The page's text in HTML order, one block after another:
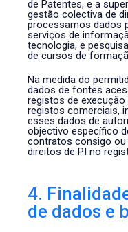
de Patentes, e a
gestão colectiva de
processamos dados
serviços de
tecnologia, e
de cursos de
Na medida do
dados de fontes
registos de execução
registos comerciais,
esses dados de
objectivo específico
contratos consigo
direitos de PI no
4.
de dados e